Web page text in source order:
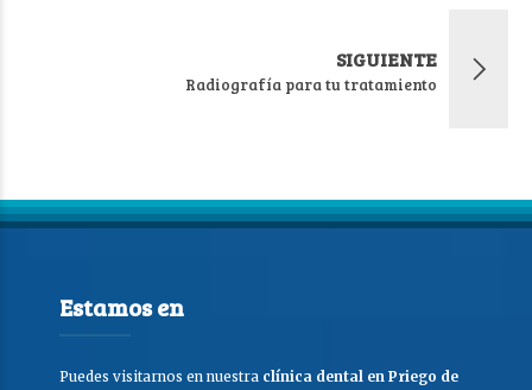
SIGUIENTE
Radiografía para tu tratamiento
Estamos en
Puedes visitarnos en nuestra clínica dental en Priego de